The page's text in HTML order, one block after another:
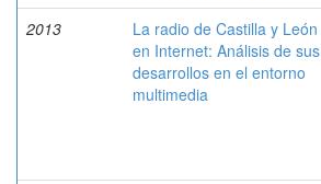
2013
La radio de Castilla y León
en Internet: Análisis de sus
desarrollos en el entorno
multimedia